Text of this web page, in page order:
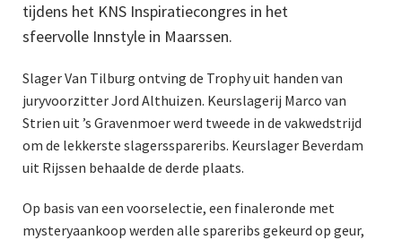
tijdens het KNS Inspiratiecongres in het
sfeervolle Innstyle in Maarssen.
Slager Van Tilburg ontving de Trophy uit handen van
juryvoorzitter Jord Althuizen. Keurslagerij Marco van
Strien uit ’s Gravenmoer werd tweede in de vakwedstrijd
om de lekkerste slagersspareribs. Keurslager Beverdam
uit Rijssen behaalde de derde plaats.
Op basis van een voorselectie, een finaleronde met
mysteryaankoop werden alle spareribs gekeurd op geur,